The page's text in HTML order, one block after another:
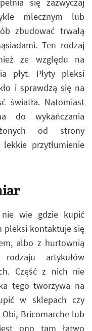
mlecznym lub
zbudować trwałą
Ten rodzaj
ze względu na
płyt. Płyty pleksi
i sprawdzą się na
światła. Natomiast
do wykańczania
od strony
przytłumienie
nie wie gdzie kupić
pleksi kontaktuje się
albo z hurtownią
artykułów
Część z nich nie
tego tworzywa na
w sklepach czy
Bricomarche lub
ono tam łatwo